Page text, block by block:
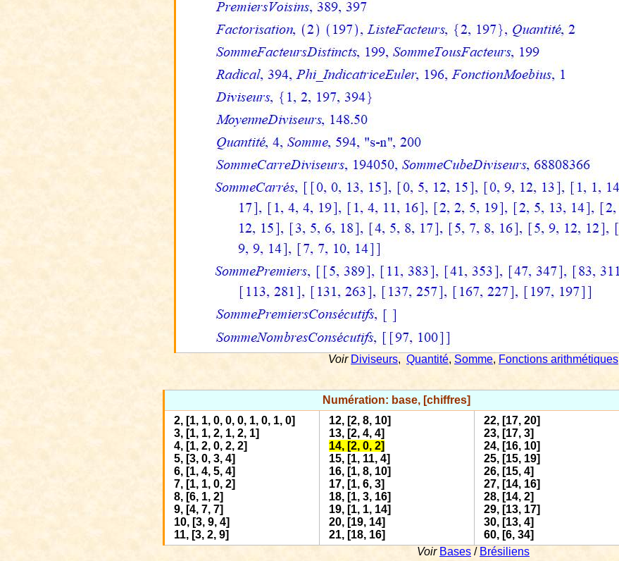
Voir Diviseurs, Quantité, Somme, Fonctions arithmétiques
Numération: base, [chiffres]
2, [1, 1, 0, 0, 0, 1, 0, 1, 0]
3, [1, 1, 2, 1, 2, 1]
4, [1, 2, 0, 2, 2]
5, [3, 0, 3, 4]
6, [1, 4, 5, 4]
7, [1, 1, 0, 2]
8, [6, 1, 2]
9, [4, 7, 7]
10, [3, 9, 4]
11, [3, 2, 9]
12, [2, 8, 10]
13, [2, 4, 4]
14, [2, 0, 2]
15, [1, 11, 4]
16, [1, 8, 10]
17, [1, 6, 3]
18, [1, 3, 16]
19, [1, 1, 14]
20, [19, 14]
21, [18, 16]
22, [17, 20]
23, [17, 3]
24, [16, 10]
25, [15, 19]
26, [15, 4]
27, [14, 16]
28, [14, 2]
29, [13, 17]
30, [13, 4]
60, [6, 34]
Voir Bases / Brésiliens